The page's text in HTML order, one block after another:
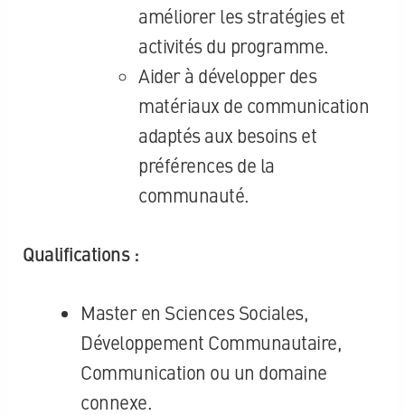
améliorer les stratégies et
activités du programme.
Aider à développer des
matériaux de communication
adaptés aux besoins et
préférences de la
communauté.
Qualifications :
Master en Sciences Sociales,
Développement Communautaire,
Communication ou un domaine
connexe.